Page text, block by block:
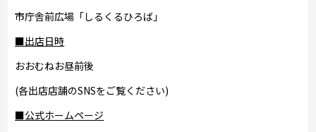
市庁舎前広場「しるくるひろば」
■出店日時
おおむねお昼前後
(各出店店舗のSNSをご覧ください)
■公式ホームページ